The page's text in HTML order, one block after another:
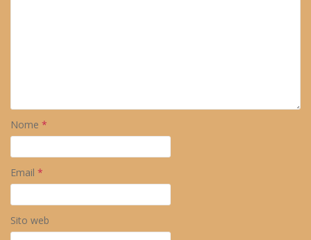
Nome *
Email *
Sito web